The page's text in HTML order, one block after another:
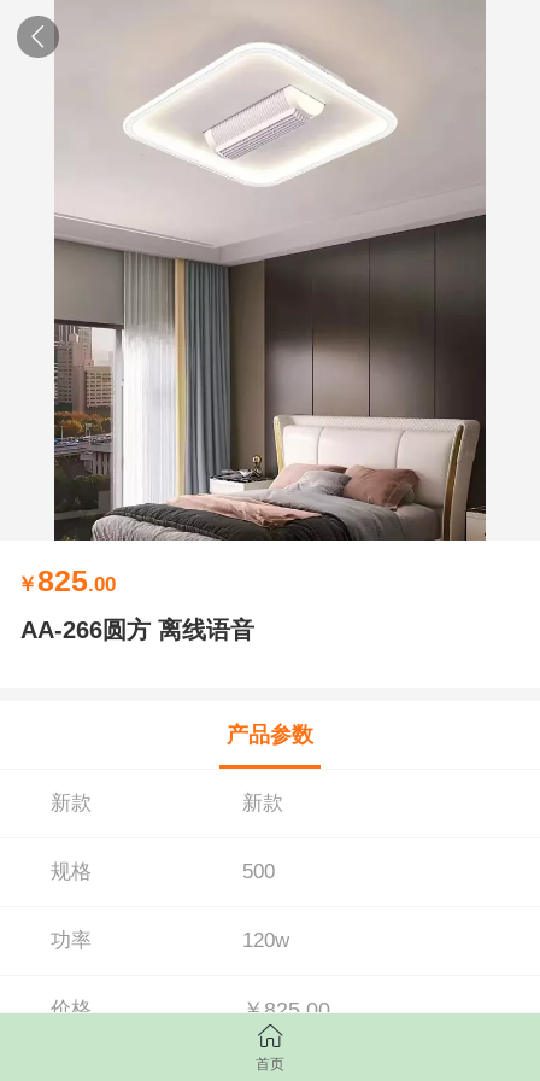
￥825.00
AA-266圆方 离线语音
产品参数
新款 新款
规格 500
功率 120w
价格 ￥825.00
首页